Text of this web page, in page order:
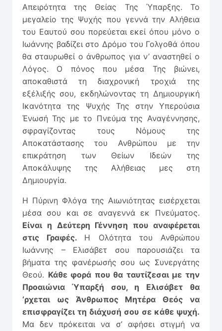
Απειρότητα της Θείας Της Ύπαρξης. Το
μεγαλείο της Ψυχής που γεννά την Αλήθεια
του Εαυτού σου πορεύεται εκεί όπου μόνο ο
Ιωάννης βαδίζει στο Δρόμο του Γολγοθά όπου
θα σταυρωθεί ο άνθρωπος για ν’ αναστηθεί ο
Λόγος. Ο πόνος που μέσα Της βιώνει,
αποκαθιστά τη διαχρονική τροχιά της
εξέλιξής σου, εκδηλώνοντας τη Δημιουργική
Ικανότητα της Ψυχής Της στην Υπερούσια
Ένωσή Της με το Πνεύμα της Αναγέννησης,
σφραγίζοντας τους Νόμους της
Αποκατάστασης του Ανθρώπου με την
επικράτηση των Θείων Ιδεών της
Αποκάλυψης της Αλήθειας μες στη
Δημιουργία.
Η Πύρινη Φλόγα της Αιωνιότητας εισέρχεται
μέσα σου και σε αναγεννά εκ Πνεύματος.
Είναι η Δεύτερη Γέννηση που αναφέρεται
στις Γραφές. Η Ολότητα του Ανθρώπου
Ιωάννης – Ελισάβετ σου παρουσιάζει τα
βήματα της φανέρωσής σου ως Συνεργάτης
Θεού. Κάθε φορά που θα ταυτίζεσαι με την
Προαιώνια Ύπαρξή σου, η Ελισάβετ θα
‘ρχεται ως Άνθρωπος Μητέρα Θεός να
επισφραγίζει τη διάχυσή σου σε κάθε ψυχή.
Μα δεν πρόκειται να σ’ αφήσει στιγμή να